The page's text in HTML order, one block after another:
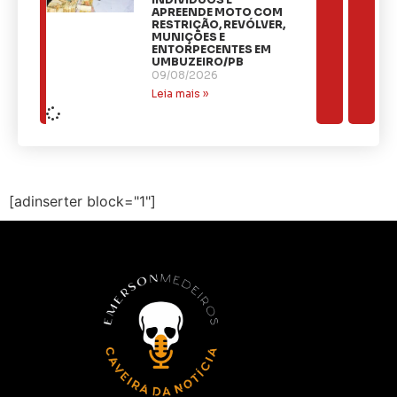
APREENDE MOTO COM
RESTRIÇÃO, REVÓLVER,
MUNIÇÕES E
ENTORPECENTES EM
UMBUZEIRO/PB
09/08/2026
Leia mais »
[adinserter block="1"]